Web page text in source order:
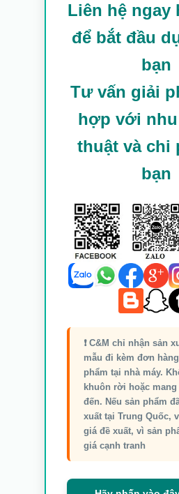
Liên hệ ngay
để bắt đầu
bạn
Tư vấn giải
hợp với
thuật và chi
bạn
❗ C&M chỉ nhận sản
mẫu đi kèm đơn
phẩm tại nhà máy.
khuôn rời hoặc
đến. Nếu sản phẩm
xuất tại Trung Quốc,
giá đề xuất, vì sản
giá cạnh tranh